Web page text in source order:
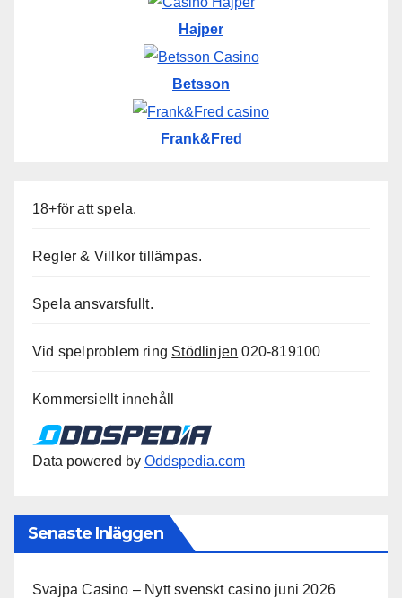
Hajper
Betsson
Frank&Fred
18+för att spela.
Regler & Villkor tillämpas.
Spela ansvarsfullt.
Vid spelproblem ring Stödlinjen 020-819100
Kommersiellt innehåll
Data powered by Oddspedia.com
Senaste Inläggen
Svajpa Casino – Nytt svenskt casino juni 2026